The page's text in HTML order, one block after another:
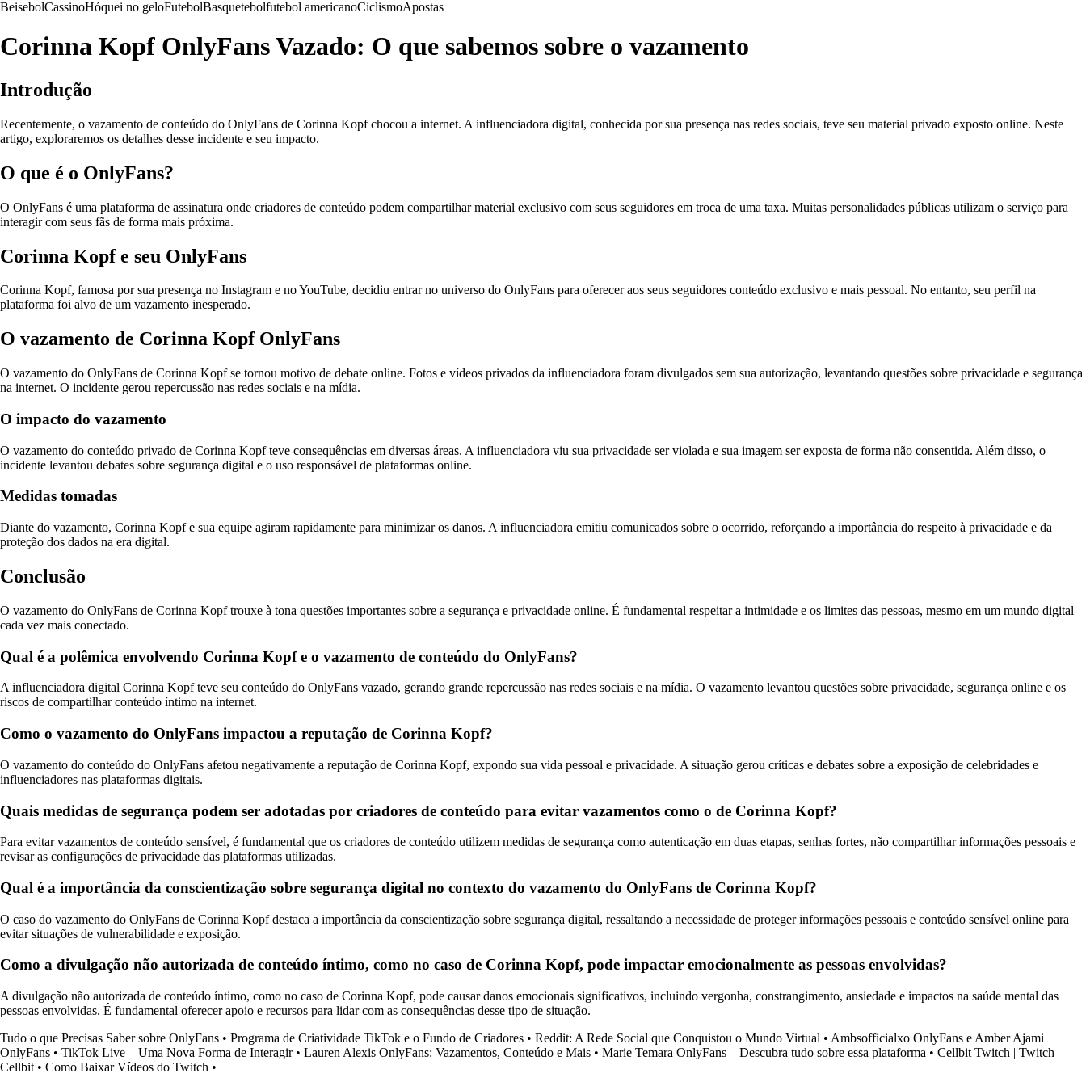
BeisebolCassinoHóquei no geloFutebolBasquetebolfutebol americanoCiclismoApostas
Corinna Kopf OnlyFans Vazado: O que sabemos sobre o vazamento
Introdução
Recentemente, o vazamento de conteúdo do OnlyFans de Corinna Kopf chocou a internet. A influenciadora digital, conhecida por sua presença nas redes sociais, teve seu material privado exposto online. Neste
artigo, exploraremos os detalhes desse incidente e seu impacto.
O que é o OnlyFans?
O OnlyFans é uma plataforma de assinatura onde criadores de conteúdo podem compartilhar material exclusivo com seus seguidores em troca de uma taxa. Muitas personalidades públicas utilizam o serviço para
interagir com seus fãs de forma mais próxima.
Corinna Kopf e seu OnlyFans
Corinna Kopf, famosa por sua presença no Instagram e no YouTube, decidiu entrar no universo do OnlyFans para oferecer aos seus seguidores conteúdo exclusivo e mais pessoal. No entanto, seu perfil na
plataforma foi alvo de um vazamento inesperado.
O vazamento de Corinna Kopf OnlyFans
O vazamento do OnlyFans de Corinna Kopf se tornou motivo de debate online. Fotos e vídeos privados da influenciadora foram divulgados sem sua autorização, levantando questões sobre privacidade e segurança
na internet. O incidente gerou repercussão nas redes sociais e na mídia.
O impacto do vazamento
O vazamento do conteúdo privado de Corinna Kopf teve consequências em diversas áreas. A influenciadora viu sua privacidade ser violada e sua imagem ser exposta de forma não consentida. Além disso, o
incidente levantou debates sobre segurança digital e o uso responsável de plataformas online.
Medidas tomadas
Diante do vazamento, Corinna Kopf e sua equipe agiram rapidamente para minimizar os danos. A influenciadora emitiu comunicados sobre o ocorrido, reforçando a importância do respeito à privacidade e da
proteção dos dados na era digital.
Conclusão
O vazamento do OnlyFans de Corinna Kopf trouxe à tona questões importantes sobre a segurança e privacidade online. É fundamental respeitar a intimidade e os limites das pessoas, mesmo em um mundo digital
cada vez mais conectado.
Qual é a polêmica envolvendo Corinna Kopf e o vazamento de conteúdo do OnlyFans?
A influenciadora digital Corinna Kopf teve seu conteúdo do OnlyFans vazado, gerando grande repercussão nas redes sociais e na mídia. O vazamento levantou questões sobre privacidade, segurança online e os
riscos de compartilhar conteúdo íntimo na internet.
Como o vazamento do OnlyFans impactou a reputação de Corinna Kopf?
O vazamento do conteúdo do OnlyFans afetou negativamente a reputação de Corinna Kopf, expondo sua vida pessoal e privacidade. A situação gerou críticas e debates sobre a exposição de celebridades e
influenciadores nas plataformas digitais.
Quais medidas de segurança podem ser adotadas por criadores de conteúdo para evitar vazamentos como o de Corinna Kopf?
Para evitar vazamentos de conteúdo sensível, é fundamental que os criadores de conteúdo utilizem medidas de segurança como autenticação em duas etapas, senhas fortes, não compartilhar informações pessoais e
revisar as configurações de privacidade das plataformas utilizadas.
Qual é a importância da conscientização sobre segurança digital no contexto do vazamento do OnlyFans de Corinna Kopf?
O caso do vazamento do OnlyFans de Corinna Kopf destaca a importância da conscientização sobre segurança digital, ressaltando a necessidade de proteger informações pessoais e conteúdo sensível online para
evitar situações de vulnerabilidade e exposição.
Como a divulgação não autorizada de conteúdo íntimo, como no caso de Corinna Kopf, pode impactar emocionalmente as pessoas envolvidas?
A divulgação não autorizada de conteúdo íntimo, como no caso de Corinna Kopf, pode causar danos emocionais significativos, incluindo vergonha, constrangimento, ansiedade e impactos na saúde mental das
pessoas envolvidas. É fundamental oferecer apoio e recursos para lidar com as consequências desse tipo de situação.
Tudo o que Precisas Saber sobre OnlyFans • Programa de Criatividade TikTok e o Fundo de Criadores • Reddit: A Rede Social que Conquistou o Mundo Virtual • Ambsofficialxo OnlyFans e Amber Ajami
OnlyFans • TikTok Live – Uma Nova Forma de Interagir• Lauren Alexis OnlyFans: Vazamentos, Conteúdo e Mais • Marie Temara OnlyFans – Descubra tudo sobre essa plataforma • Cellbit Twitch | Twitch
Cellbit • Como Baixar Vídeos do Twitch •